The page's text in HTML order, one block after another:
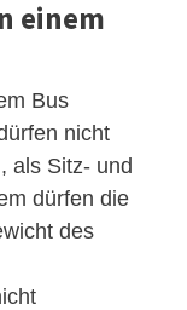
einem
B‌us
nicht
als Sitz- und
dürfen die
des